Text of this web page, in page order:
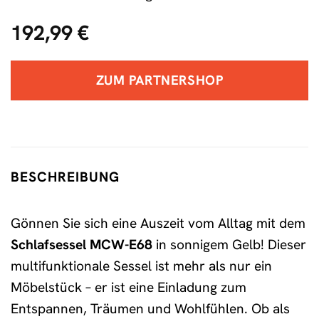
192,99€
ZUM PARTNERSHOP
BESCHREIBUNG
Gönnen Sie sich eine Auszeit vom Alltag mit dem
Schlafsessel MCW-E68 in sonnigem Gelb! Dieser
multifunktionale Sessel ist mehr als nur ein
Möbelstück – er ist eine Einladung zum
Entspannen, Träumen und Wohlfühlen. Ob als